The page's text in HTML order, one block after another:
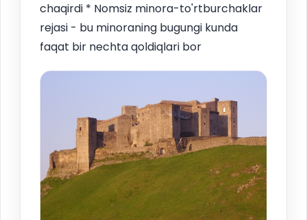
chaqirdi * Nomsiz minora-to'rtburchaklar
rejasi - bu minoraning bugungi kunda
faqat bir nechta qoldiqlari bor